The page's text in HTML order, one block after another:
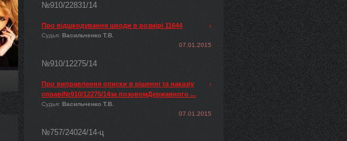
№910/22831/14
Про відшкодування шкоди в розмірі 11644
Судья: Васильченко Т.В.
07.01.2015
№910/12275/14
Про виправлення описки в рішенні та наказіу
справі№910/12275/14за позовомДержавного ...
Судья: Васильченко Т.В.
07.01.2015
№757/24024/14-ц